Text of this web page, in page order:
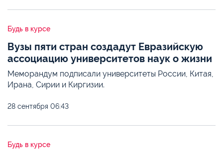
Будь в курсе
Вузы пяти стран создадут Евразийскую
ассоциацию университетов наук о жизни
Меморандум подписали университеты России, Китая,
Ирана, Сирии и Киргизии.
28 сентября 06:43
Будь в курсе